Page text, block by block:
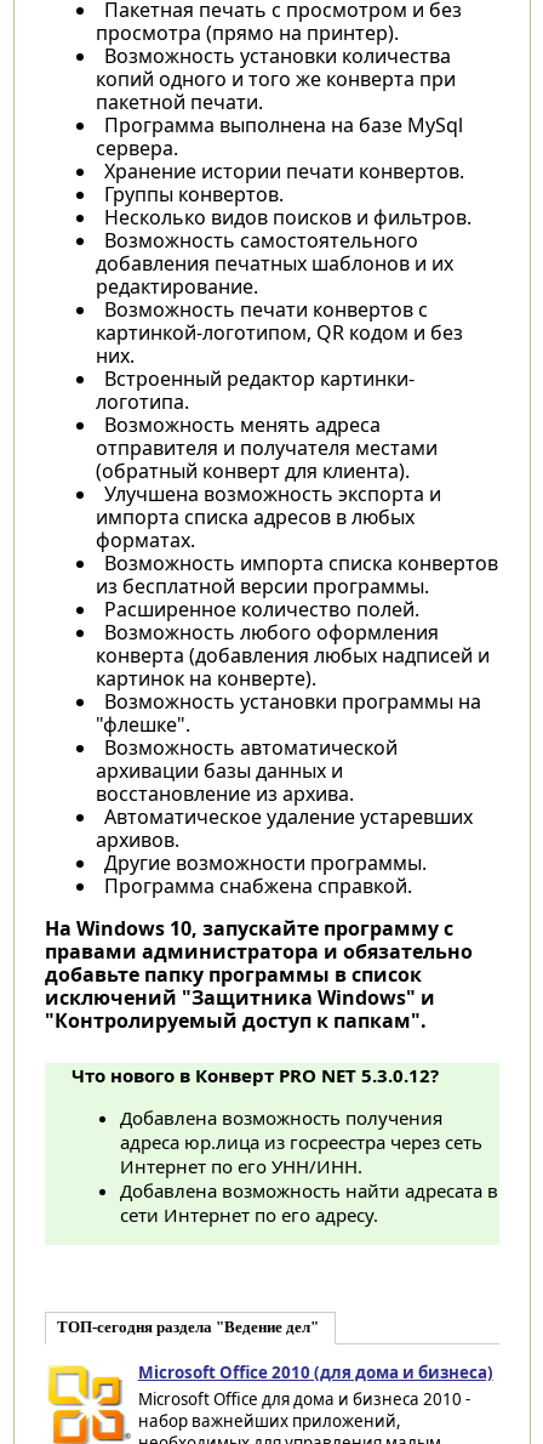
Пакетная печать с просмотром и без
просмотра (прямо на принтер).
Возможность установки количества
копий одного и того же конверта при
пакетной печати.
Программа выполнена на базе MySql
сервера.
Хранение истории печати конвертов.
Группы конвертов.
Несколько видов поисков и фильтров.
Возможность самостоятельного
добавления печатных шаблонов и их
редактирование.
Возможность печати конвертов с
картинкой-логотипом, QR кодом и без
них.
Встроенный редактор картинки-
логотипа.
Возможность менять адреса
отправителя и получателя местами
(обратный конверт для клиента).
Улучшена возможность экспорта и
импорта списка адресов в любых
форматах.
Возможность импорта списка конвертов
из бесплатной версии программы.
Расширенное количество полей.
Возможность любого оформления
конверта (добавления любых надписей и
картинок на конверте).
Возможность установки программы на
"флешке".
Возможность автоматической
архивации базы данных и
восстановление из архива.
Автоматическое удаление устаревших
архивов.
Другие возможности программы.
Программа снабжена справкой.
На Windows 10, запускайте программу с
правами администратора и обязательно
добавьте папку программы в список
исключений "Защитника Windows" и
"Контролируемый доступ к папкам".
Что нового в Конверт PRO NET 5.3.0.12?
Добавлена возможность получения
адреса юр.лица из госреестра через сеть
Интернет по его УНН/ИНН.
Добавлена возможность найти адресата в
сети Интернет по его адресу.
ТОП-сегодня раздела "Ведение дел"
Microsoft Office 2010 (для дома и бизнеса)
Microsoft Office для дома и бизнеса 2010 -
набор важнейших приложений,